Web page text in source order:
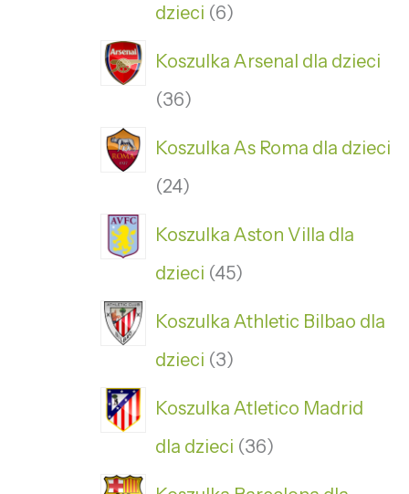
dzieci 6
Koszulka Arsenal dla dzieci
36
Koszulka As Roma dla dzieci
24
Koszulka Aston Villa dla
dzieci 45
Koszulka Athletic Bilbao dla
dzieci 3
Koszulka Atletico Madrid
dla dzieci 36